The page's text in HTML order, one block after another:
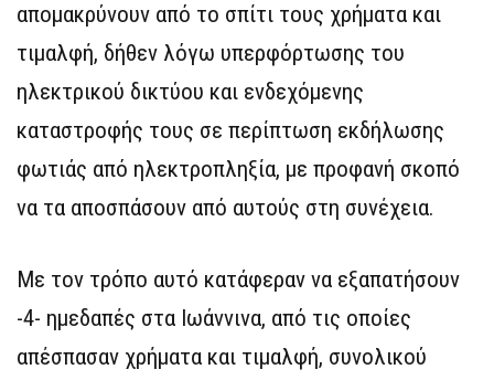
απομακρύνουν από το σπίτι τους χρήματα και
τιμαλφή, δήθεν λόγω υπερφόρτωσης του
ηλεκτρικού δικτύου και ενδεχόμενης
καταστροφής τους σε περίπτωση εκδήλωσης
φωτιάς από ηλεκτροπληξία, με προφανή σκοπό
να τα αποσπάσουν από αυτούς στη συνέχεια.
Με τον τρόπο αυτό κατάφεραν να εξαπατήσουν
-4- ημεδαπές στα Ιωάννινα, από τις οποίες
απέσπασαν χρήματα και τιμαλφή, συνολικού